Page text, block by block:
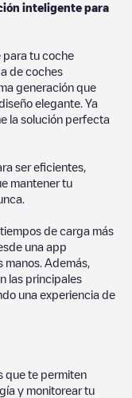
inteligente para
para tu coche
de coches
generación que
elegante. Ya
la solución perfecta
ser eficientes,
mantener tu
de carga más
una app
Además,
las principales
una experiencia de
que te permiten
y monitorear tu